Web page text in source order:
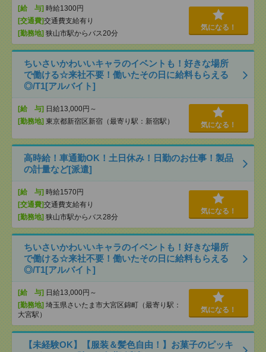
[給 与] 時給1300円
[交通費]交通費支給有り
[勤務地] 狭山市駅からバス20分
気になる！
ちいさいかわいいキャラのイベントも！好きな場所
で働ける☆来社不要！働いたその日に給料もらえる
◎/T1[アルバイト]
[給 与] 日給13,000円～
[勤務地] 東京都新宿区新宿（最寄り駅：新宿駅） 気になる！
高時給！車通勤OK！土日休み！日勤のお仕事！製品
の計量など[派遣]
[給 与] 時給1570円
[交通費]交通費支給有り
[勤務地] 狭山市駅からバス28分
気になる！
ちいさいかわいいキャラのイベントも！好きな場所
で働ける☆来社不要！働いたその日に給料もらえる
◎/T1[アルバイト]
[給 与] 日給13,000円～
[勤務地] 埼玉県さいたま市大宮区錦町（最寄り駅：
大宮駅）
気になる！
【未経験OK】【服装＆髪色自由！】お菓子のピッキ